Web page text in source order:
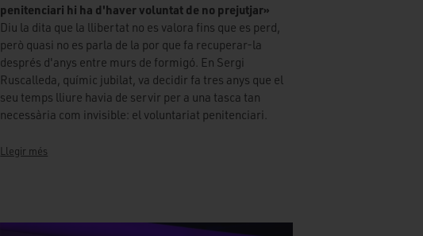
penitenciari hi ha d'haver voluntat de no prejutjar»
Diu la dita que la llibertat no es valora fins que es perd,
però quasi no es parla de la por que fa recuperar-la
després d'anys entre murs de formigó. En Sergi
Ruscalleda, químic jubilat, va decidir fa tres anys que el
seu temps lliure havia de servir per a una tasca tan
necessària com invisible: el voluntariat penitenciari.
Llegir més